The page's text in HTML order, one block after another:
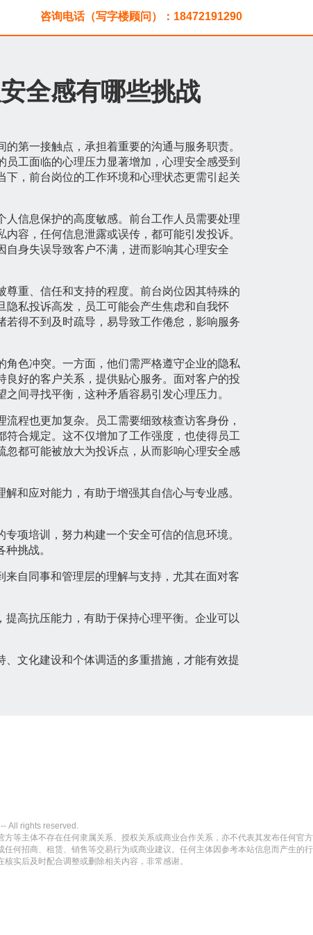
咨询电话（写字楼顾问）：18472191290
全感有哪些挑战
第一接触点，承担着重要的沟通与服务职责。
工面临的心理压力显著增加，心理安全感受到
，前台岗位的工作环境和心理状态更需引起关
信息保护的高度敏感。前台工作人员需要处理
容，任何信息泄露或误传，都可能引发投诉。
身失误导致客户不满，进而影响其心理安全
重、信任和支持的程度。前台岗位因其特殊的
私投诉高发，员工可能会产生焦虑和自我怀
得不到及时疏导，易导致工作倦怠，影响服务
色冲突。一方面，他们需严格遵守企业的隐私
好的客户关系，提供贴心服务。面对客户的投
间寻找平衡，这种矛盾容易引发心理压力。
程也更加复杂。员工需要细致核查访客身份，
合规定。这不仅增加了工作强度，也使得员工
都可能被放大为投诉点，从而影响心理安全感
和应对能力，有助于增强其自信心与专业感。
项培训，努力构建一个安全可信的信息环境。
挑战。
自同事和管理层的理解与支持，尤其在面对客
高抗压能力，有助于保持心理平衡。企业可以
文化建设和个体调适的多重措施，才能有效提
All rights reserved.
等主体不存在任何隶属关系、授权关系或商业合作关系，亦不代表其发布任何官方
何招商、租赁、销售等交易行为或商业建议。任何主体因参考本站信息而产生的行
实后及时配合调整或删除相关内容，非常感谢。